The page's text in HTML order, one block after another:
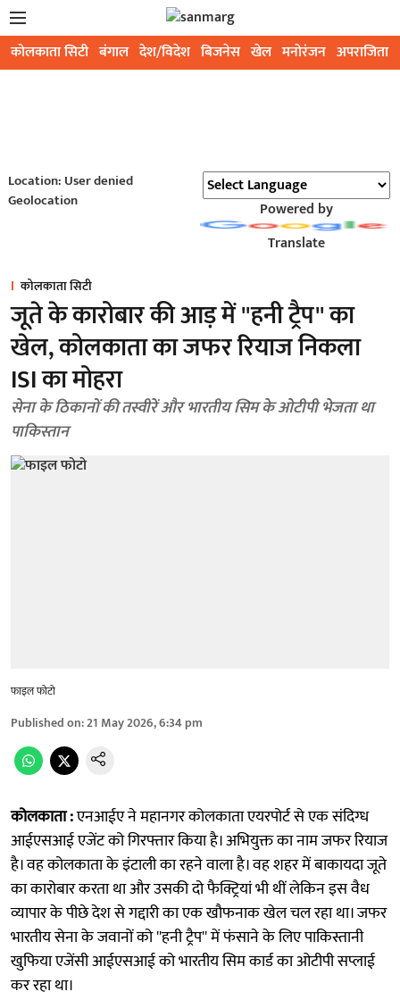
कोलकाता सिटी बंगाल देश/विदेश बिजनेस खेल मनोरंजन अपराजिता
Location: User denied
Geolocation
Powered by
Translate
कोलकाता सिटी
जूते के कारोबार की आड़ में ''हनी ट्रैप'' का
खेल, कोलकाता का जफर रियाज निकला
ISI का मोहरा
सेना के ठिकानों की तस्वीरें और भारतीय सिम के ओटीपी भेजता था
पाकिस्तान
फाइल फोटो
Published on:21 May 2026, 6:34 pm
कोलकाता :एनआईए ने महानगर कोलकाता एयरपोर्ट से एक संदिग्ध
आईएसआई एजेंट को गिरफ्तार किया है। अभियुक्त का नाम जफर रियाज
है। वह कोलकाता के इंटाली का रहने वाला है। वह शहर में बाकायदा जूते
का कारोबार करता था और उसकी दो फैक्ट्रियां भी थीं लेकिन इस वैध
व्यापार के पीछे देश से गद्दारी का एक खौफनाक खेल चल रहा था। जफर
भारतीय सेना के जवानों को ''हनी ट्रैप'' में फंसाने के लिए पाकिस्तानी
खुफिया एजेंसी आईएसआई को भारतीय सिम कार्ड का ओटीपी सप्लाई
कर रहा था।